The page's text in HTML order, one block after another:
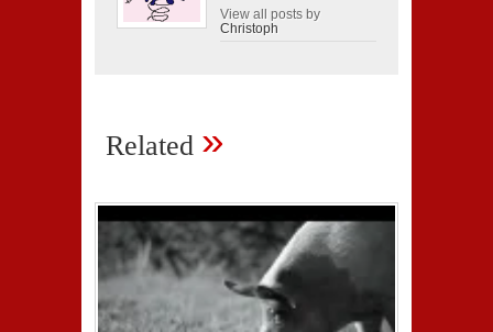
View all posts by
Christoph
Related »